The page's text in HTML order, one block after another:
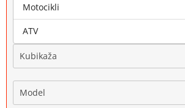
Marka
Kubikaža
Model
Motocikli
ATV